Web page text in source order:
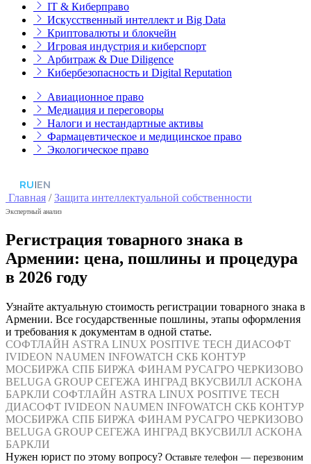
IT & Киберправо
Искусственный интеллект и Big Data
Криптовалюты и блокчейн
Игровая индустрия и киберспорт
Арбитраж & Due Diligence
Кибербезопасность и Digital Reputation
Авиационное право
Медиация и переговоры
Налоги и нестандартные активы
Фармацевтическое и медицинское право
Экологическое право
RU|EN
Главная /Защита интеллектуальной собственности
Экспертный анализ
Регистрация товарного знака в
Армении: цена, пошлины и процедура
в 2026 году
Узнайте актуальную стоимость регистрации товарного знака в
Армении. Все государственные пошлины, этапы оформления
и требования к документам в одной статье.
СОФТЛАЙН ASTRA LINUX POSITIVE TECH ДИАСОФТ
IVIDEON NAUMEN INFOWATCH СКБ КОНТУР
МОСБИРЖА СПБ БИРЖА ФИНАМ РУСАГРО ЧЕРКИЗОВО
BELUGA GROUP СЕГЕЖА ИНГРАД ВКУСВИЛЛ АСКОНА
БАРКЛИ СОФТЛАЙН ASTRA LINUX POSITIVE TECH
ДИАСОФТ IVIDEON NAUMEN INFOWATCH СКБ КОНТУР
МОСБИРЖА СПБ БИРЖА ФИНАМ РУСАГРО ЧЕРКИЗОВО
BELUGA GROUP СЕГЕЖА ИНГРАД ВКУСВИЛЛ АСКОНА
БАРКЛИ
Нужен юрист по этому вопросу? Оставьте телефон — перезвоним